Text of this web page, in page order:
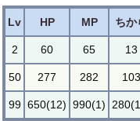
Lv HP MP ちか
2 60 65 13
50 277 282 103
99 650(12) 990(1)